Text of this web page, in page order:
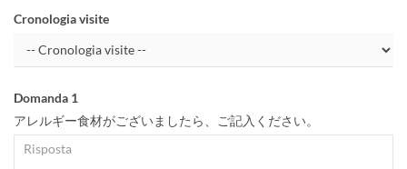
Cronologia visite
Domanda 1
アレルギー食材がございましたら、ご記入ください。